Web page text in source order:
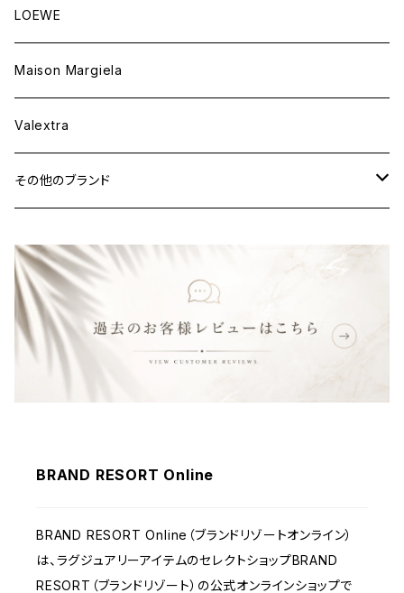
ウェア
財布&小物
ウェア
バッグ
財布&小物
ウェア
LOEWE
Maison Margiela
Valextra
その他のブランド
財布&小物
ウェア
BRAND RESORT Online
BRAND RESORT Online（ブランドリゾートオンライン）
は、ラグジュアリーアイテムのセレクトショップBRAND
RESORT（ブランドリゾート）の公式オンラインショップで